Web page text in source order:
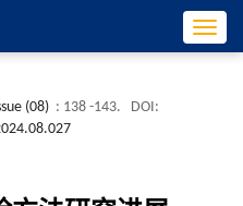
(08) : 138 -143.
DOI: